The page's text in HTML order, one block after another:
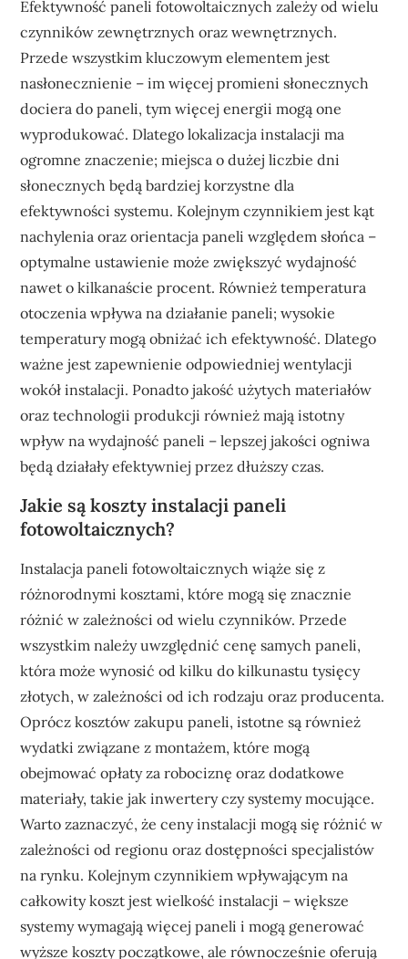
Efektywność paneli fotowoltaicznych zależy od wielu
czynników zewnętrznych oraz wewnętrznych.
Przede wszystkim kluczowym elementem jest
nasłonecznienie – im więcej promieni słonecznych
dociera do paneli, tym więcej energii mogą one
wyprodukować. Dlatego lokalizacja instalacji ma
ogromne znaczenie; miejsca o dużej liczbie dni
słonecznych będą bardziej korzystne dla
efektywności systemu. Kolejnym czynnikiem jest kąt
nachylenia oraz orientacja paneli względem słońca –
optymalne ustawienie może zwiększyć wydajność
nawet o kilkanaście procent. Również temperatura
otoczenia wpływa na działanie paneli; wysokie
temperatury mogą obniżać ich efektywność. Dlatego
ważne jest zapewnienie odpowiedniej wentylacji
wokół instalacji. Ponadto jakość użytych materiałów
oraz technologii produkcji również mają istotny
wpływ na wydajność paneli – lepszej jakości ogniwa
będą działały efektywniej przez dłuższy czas.
Jakie są koszty instalacji paneli
fotowoltaicznych?
Instalacja paneli fotowoltaicznych wiąże się z
różnorodnymi kosztami, które mogą się znacznie
różnić w zależności od wielu czynników. Przede
wszystkim należy uwzględnić cenę samych paneli,
która może wynosić od kilku do kilkunastu tysięcy
złotych, w zależności od ich rodzaju oraz producenta.
Oprócz kosztów zakupu paneli, istotne są również
wydatki związane z montażem, które mogą
obejmować opłaty za robociznę oraz dodatkowe
materiały, takie jak inwertery czy systemy mocujące.
Warto zaznaczyć, że ceny instalacji mogą się różnić w
zależności od regionu oraz dostępności specjalistów
na rynku. Kolejnym czynnikiem wpływającym na
całkowity koszt jest wielkość instalacji – większe
systemy wymagają więcej paneli i mogą generować
wyższe koszty początkowe, ale równocześnie oferują